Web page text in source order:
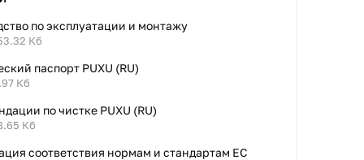
по эксплуатации и монтажу
Кб
паспорт PUXU (RU)
Кб
по чистке PUXU (RU)
Кб
соответствия нормам и стандартам ЕС